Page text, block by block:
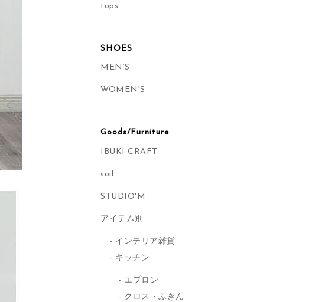
tops
SHOES
MEN’S
WOMEN'S
Goods/Furniture
IBUKI CRAFT
soil
STUDIO'M
アイテム別
インテリア雑貨
キッチン
エプロン
クロス・ふきん